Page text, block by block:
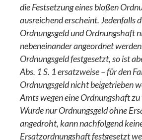
die Festsetzung eines bloßen
ausreichend erscheint. Jedenfalls
Ordnungsgeld und Ordnungshaft
nebeneinander angeordnet
Ordnungsgeld festgesetzt, so ist
Abs. 1 S. 1 ersatzweise – für den
Ordnungsgeld nicht beigetrieben
Amts wegen eine Ordnungshaft
Wurde nur Ordnungsgeld ohne
angedroht, kann nachfolgend
Ersatzordnungshaft festgesetzt